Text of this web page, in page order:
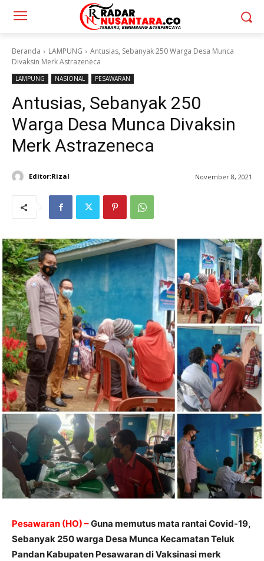
Beranda LAMPUNG
Antusias, Sebanyak 250 Warga Desa Munca
Divaksin Merk Astrazeneca
LAMPUNG NASIONAL PESAWARAN
Antusias, Sebanyak 250
Warga Desa Munca Divaksin
Merk Astrazeneca
Editor:Rizal November 8, 2021
Pesawaran (HO) –Guna memutus mata rantai Covid-19,
Sebanyak 250 warga Desa Munca Kecamatan Teluk
Pandan Kabupaten Pesawaran di Vaksinasi merk